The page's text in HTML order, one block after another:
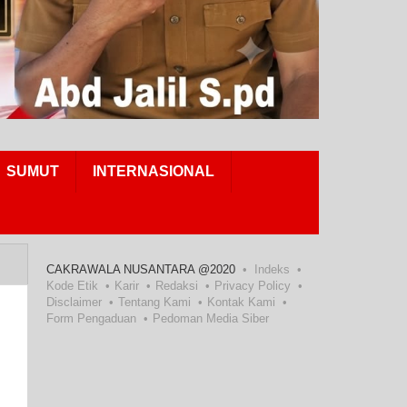
SUMUT INTERNASIONAL
CAKRAWALA NUSANTARA @2020
Indeks
Kode Etik
Karir Redaksi
Privacy Policy
Disclaimer
Tentang Kami
Kontak Kami
Form Pengaduan
Pedoman Media Siber